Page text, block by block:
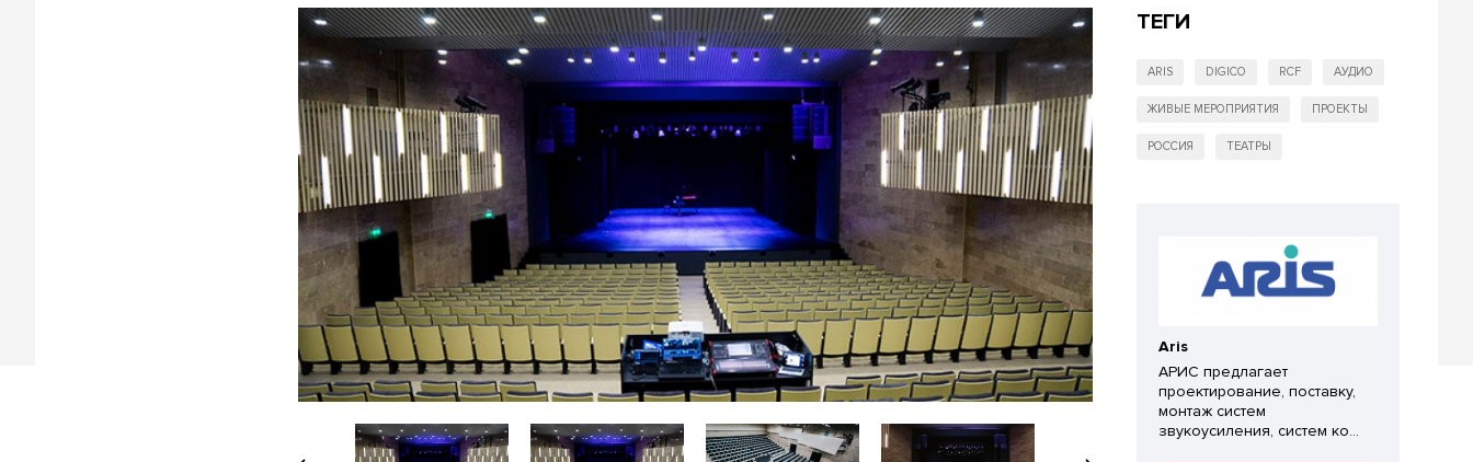
ТЕГИ
ARIS DIGICO RCF АУДИО
ЖИВЫЕ МЕРОПРИЯТИЯ ПРОЕКТЫ
РОССИЯ ТЕАТРЫ
Aris
АРИС предлагает
проектирование, поставку,
монтаж систем
звукоусиления, систем ко...